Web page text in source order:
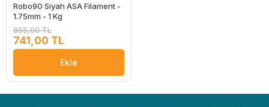
Robo90 Siyah ASA Filament -
1.75mm - 1 Kg
855,00 TL
741,00 TL
Ekle